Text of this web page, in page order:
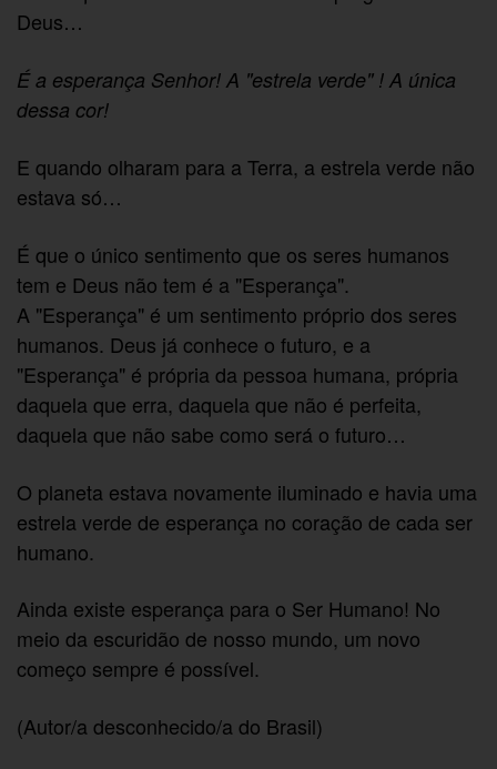
Deus…
É a esperança Senhor! A "estrela verde" ! A única
dessa cor!
E quando olharam para a Terra, a estrela verde não
estava só…
É que o único sentimento que os seres humanos
tem e Deus não tem é a "Esperança".
A "Esperança" é um sentimento próprio dos seres
humanos. Deus já conhece o futuro, e a
"Esperança" é própria da pessoa humana, própria
daquela que erra, daquela que não é perfeita,
daquela que não sabe como será o futuro…
O planeta estava novamente iluminado e havia uma
estrela verde de esperança no coração de cada ser
humano.
Ainda existe esperança para o Ser Humano! No
meio da escuridão de nosso mundo, um novo
começo sempre é possível.
(Autor/a desconhecido/a do Brasil)